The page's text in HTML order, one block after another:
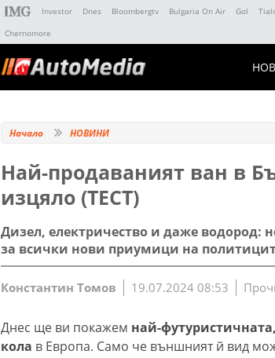
Investor Dnes Bloombergtv Bulgaria On Air Gol
Chernomore
Начало НОВИНИ
Най-продаваният ван в
изцяло (ТЕСТ)
Дизел, електричество и даже водород:
за всички нови приумици на
Константин Томов 19.07.2024 08:53
Днес ще ви покажeм най-
кола в Европа. Само че външният й вид